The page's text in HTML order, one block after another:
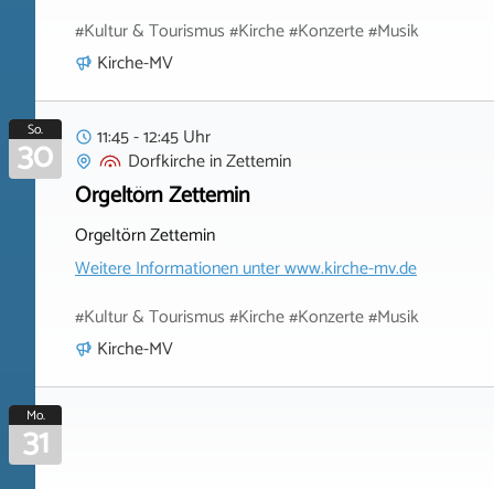
#Kultur & Tourismus #Kirche #Konzerte #Musik
Kirche-MV
So.
30
11:45 - 12:45 Uhr
DorfkircheinZettemin
Orgeltörn Zettemin
Orgeltörn Zettemin
Weitere Informationen unterwww.kirche-mv.de
#Kultur & Tourismus #Kirche #Konzerte #Musik
Kirche-MV
Mo.
31